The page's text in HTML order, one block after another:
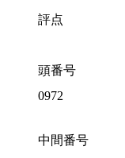
評点
頭番号
0972
中間番号